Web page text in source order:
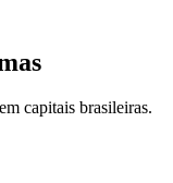
capitais brasileiras.